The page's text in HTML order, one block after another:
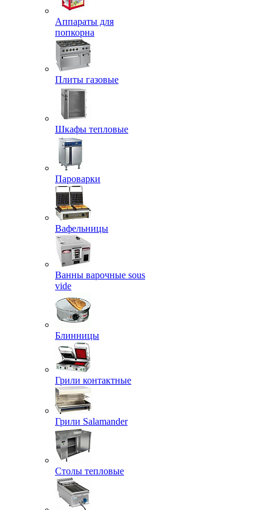
Аппараты для
попкорна
Плиты газовые
Шкафы тепловые
Пароварки
Вафельницы
Ванны варочные sous
vide
Блинницы
Грили контактные
Грили Salamander
Столы тепловые